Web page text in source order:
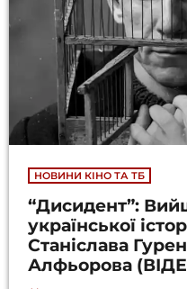
НОВИНИ КІНО ТА ТБ
“Дисидент”:
української
Станіслава
Алфьорова